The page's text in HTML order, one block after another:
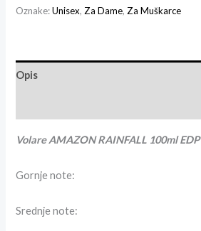
Oznake:Unisex, Za Dame, Za Muškarce
Opis
Volare AMAZON RAINFALL 100ml EDP
Gornje note:
Srednje note: